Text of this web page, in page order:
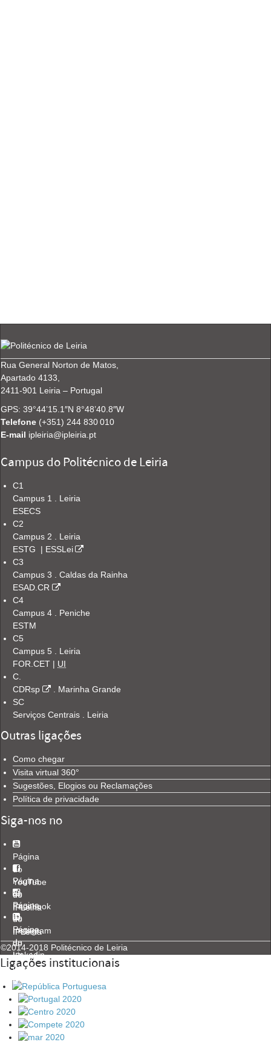
Rua General Norton de Matos,
Apartado 4133,
2411-901 Leiria – Portugal
GPS: 39°44’15.1″N 8°48’40.8″W
Telefone (+351) 244 830 010
E-mail ipleiria@ipleiria.pt
Campus do Politécnico de Leiria
C1
Campus 1 . Leiria
ESECS
C2
Campus 2 . Leiria
ESTG
| ESSLei
C3
Campus 3 . Caldas da Rainha
ESAD.CR
C4
Campus 4 . Peniche
ESTM
C5
Campus 5 . Leiria
FOR.CET | UI
C.
CDRsp
. Marinha Grande
SC
Serviços Centrais . Leiria
Outras ligações
Como chegar
Visita virtual 360°
Sugestões, Elogios ou Reclamações
Política de privacidade
Siga-nos no
Página
do
YouTube
do
IPLeiria
Página
do
Facebook
do
IPLeiria
Página
do
Instagram
do
IPLeiria
Página
do
Linkedin
do
IPLeiria
©2014-2018 Politécnico de Leiria
Ligações institucionais